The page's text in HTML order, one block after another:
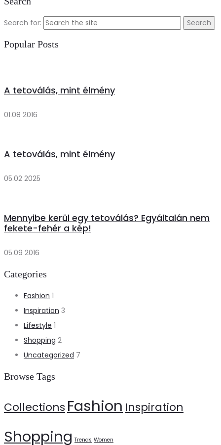
Search for:
Popular Posts
A tetoválás, mint élmény
01.08 2016
A tetoválás, mint élmény
05.02 2025
Mennyibe kerül egy tetoválás? Egyáltalán nem
fekete-fehér a kép!
05.09 2016
Categories
Fashion 1
Inspiration 3
Lifestyle 1
Shopping 2
Uncategorized 7
Browse Tags
Collections Fashion Inspiration
Shopping Trends Women